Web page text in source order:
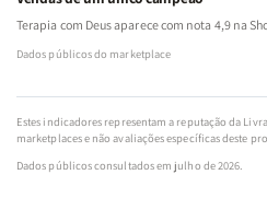
Terapia com Deus aparece com nota 4,9 na
Dados públicos do marketplace
Estes indicadores representam a reputação da
marketplaces e não avaliações específicas deste
Dados públicos consultados em julho de 2026.